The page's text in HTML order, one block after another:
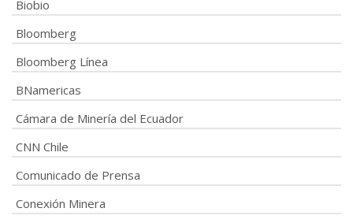
Biobio
Bloomberg
Bloomberg Línea
BNamericas
Cámara de Minería del Ecuador
CNN Chile
Comunicado de Prensa
Conexión Minera